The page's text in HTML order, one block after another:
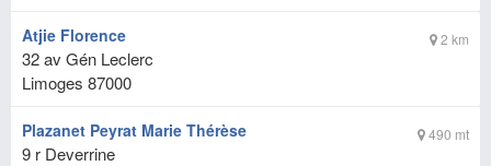
2 km
Atjie Florence
32 av Gén Leclerc
Limoges 87000
490 mt
Plazanet Peyrat Marie Thérèse
9 r Deverrine